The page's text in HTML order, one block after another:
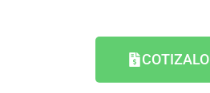
COTIZALO